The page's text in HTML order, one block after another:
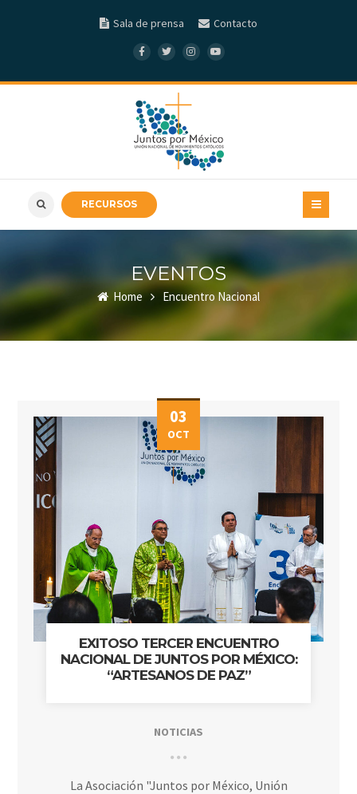
Sala de prensa Contacto
RECURSOS
EVENTOS
Home Encuentro Nacional
03
OCT
EXITOSO TERCER ENCUENTRO
NACIONAL DE JUNTOS POR MÉXICO:
“ARTESANOS DE PAZ”
NOTICIAS
La Asociación "Juntos por México, Unión